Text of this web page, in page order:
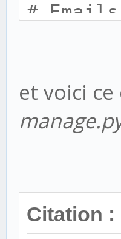
#
# This
et voici
Citation :